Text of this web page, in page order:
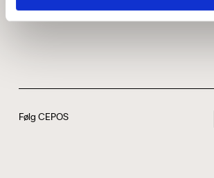
Følg CEPOS